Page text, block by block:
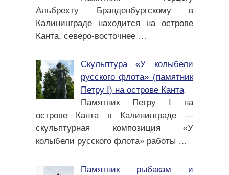
Альбрехту Бранденбургскому в
Калининграде находится на острове
Канта, северо-восточнее …
Скульптура «У колыбели
русского флота» (памятник
Петру I) на острове Канта
Памятник Петру I на
острове Канта в Калининграде —
скульптурная композиция «У
колыбели русского флота» работы …
Памятник рыбакам и